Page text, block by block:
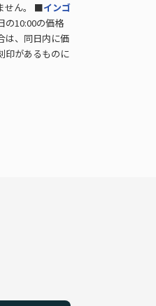
せん。 ■インゴ
の10:00の価格
は、同日内に価
印があるものに